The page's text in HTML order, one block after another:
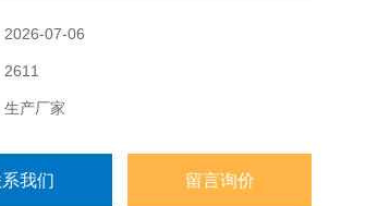
2026-07-06
生产厂家
我们 留言询价